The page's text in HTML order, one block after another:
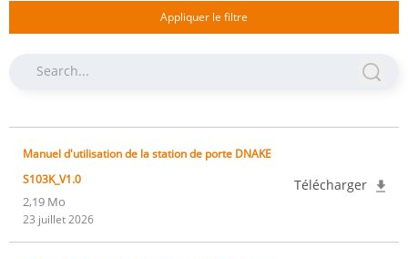
Appliquer le filtre
Manuel d'utilisation de la station de porte DNAKE
S103K_V1.0
2,19 Mo
23 juillet 2026
Télécharger